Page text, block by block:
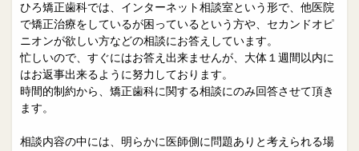
メール送信 相談室
皆さんの声 求人
院長日誌 治療相談
ひろ矯正歯科では、インターネット相談室という形で、他医院
で矯正治療をしているが困っているという方や、セカンドオピ
ニオンが欲しい方などの相談にお答えしています。
忙しいので、すぐにはお答え出来ませんが、大体１週間以内に
はお返事出来るように努力しております。
時間的制約から、矯正歯科に関する相談にのみ回答させて頂き
ます。
相談内容の中には、明らかに医師側に問題ありと考えられる場